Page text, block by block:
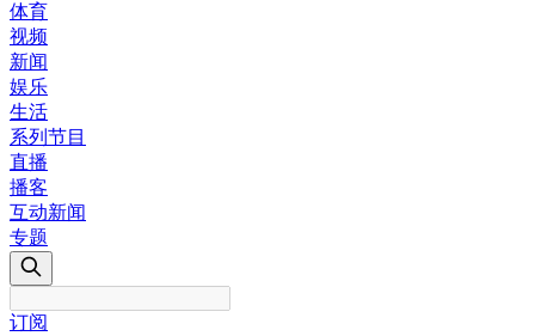
体育
视频
新闻
娱乐
生活
系列节目
直播
播客
互动新闻
专题
订阅